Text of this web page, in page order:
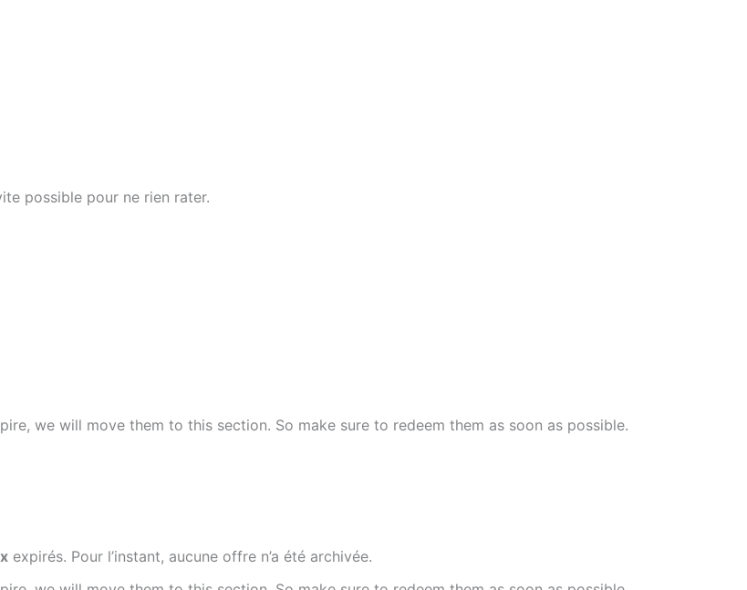
possible pour ne rien rater.
we will move them to this section. So make sure to redeem them as soon as possible.
expirés. Pour l’instant, aucune offre n’a été archivée.